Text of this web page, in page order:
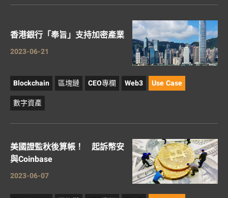
香港銀行「奉旨」支持加密產業
2023-06-21
Blockchain 區塊鏈 CEO專欄 Web3
Use Case
數字資產
美國證監秋後算帳！ 起訴幣安
與Coinbase
2023-06-07